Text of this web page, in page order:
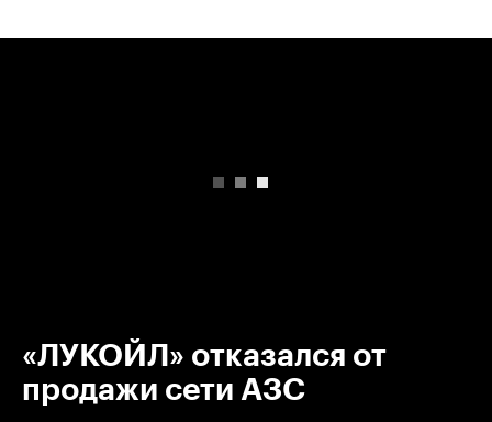
«ЛУКОЙЛ» отказался от
продажи сети АЗС